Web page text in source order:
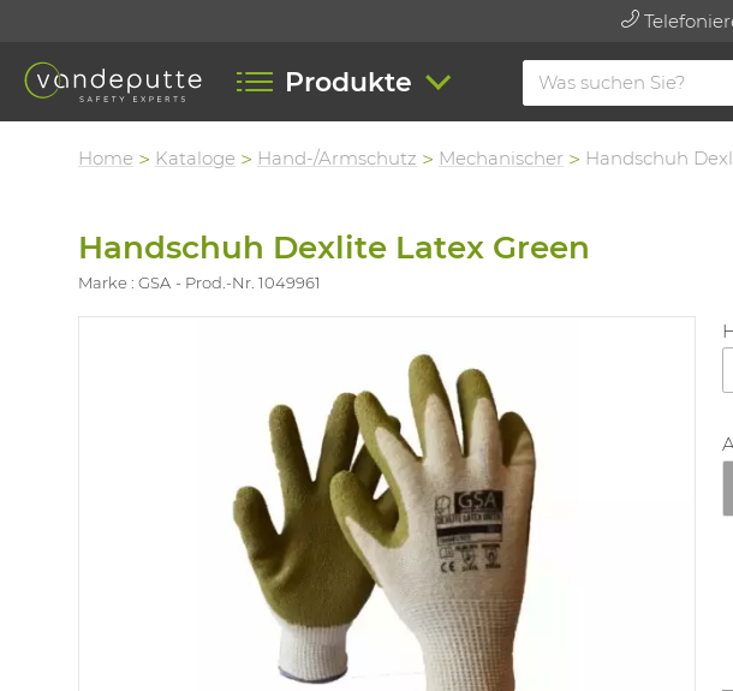
Produkte
Home Kataloge Hand-/Armschutz Mechanischer Handschuh
Handschuh Dexlite Latex Green
Marke : GSA Prod.-Nr. 1049961